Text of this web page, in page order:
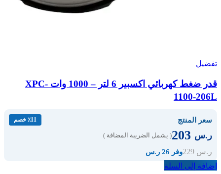
تفضيل
قدر ضغط كهربائي اكسبير 6 لتر – 1000 وات XPC-
1100-206L
سعر المنتج ٪11 خصم
ر.س ( يشمل الضريبة المضافة )
ر.س229 وفر 26 ر.س
إضافة إلى السلة